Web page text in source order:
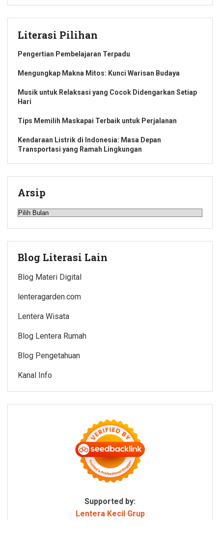
Literasi Pilihan
Pengertian Pembelajaran Terpadu
Mengungkap Makna Mitos: Kunci Warisan Budaya
Musik untuk Relaksasi yang Cocok Didengarkan Setiap
Hari
Tips Memilih Maskapai Terbaik untuk Perjalanan
Kendaraan Listrik di Indonesia: Masa Depan
Transportasi yang Ramah Lingkungan
Arsip
Arsip
Blog Literasi Lain
Blog Materi Digital
lenteragarden.com
Lentera Wisata
Blog Lentera Rumah
Blog Pengetahuan
Kanal Info
Supported by:
Lentera Kecil Grup